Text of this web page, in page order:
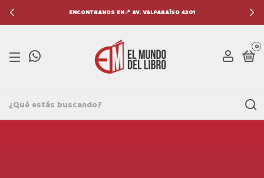
ENCONTRANOS EN📍 AV. VALPARAÍSO 4301
0